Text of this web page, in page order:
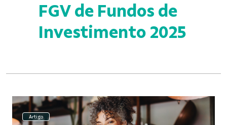
FGV de Fundos de
Investimento 2025
Artigo